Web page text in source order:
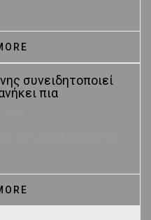
συνειδητοποιεί
πια